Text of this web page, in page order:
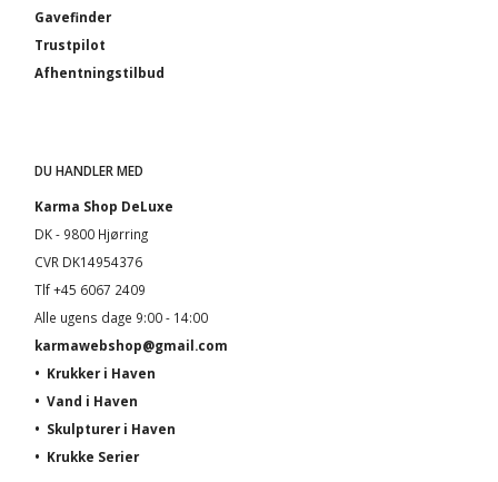
Gavefinder
Trustpilot
Afhentningstilbud
DU HANDLER MED
Karma Shop DeLuxe
DK - 9800 Hjørring
CVR DK14954376
Tlf +45 6067 2409
Alle ugens dage 9:00 - 14:00
karmawebshop@gmail.com
• Krukker i Haven
• Vand i Haven
• Skulpturer i Haven
• Krukke Serier